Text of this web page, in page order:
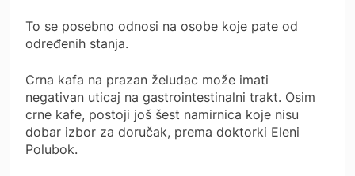
To se posebno odnosi na osobe koje pate od
određenih stanja.
Crna kafa na prazan želudac može imati
negativan uticaj na gastrointestinalni trakt. Osim
crne kafe, postoji još šest namirnica koje nisu
dobar izbor za doručak, prema doktorki Eleni
Polubok.